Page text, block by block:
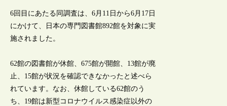
6回目にあたる同調査は、6月11日から6月17日
にかけて、日本の専門図書館892館を対象に実
施されました。
62館の図書館が休館、675館が開館、13館が廃
止、15館が状況を確認できなかったと述べら
れています。なお、休館している62館のう
ち、19館は新型コロナウイルス感染症以外の